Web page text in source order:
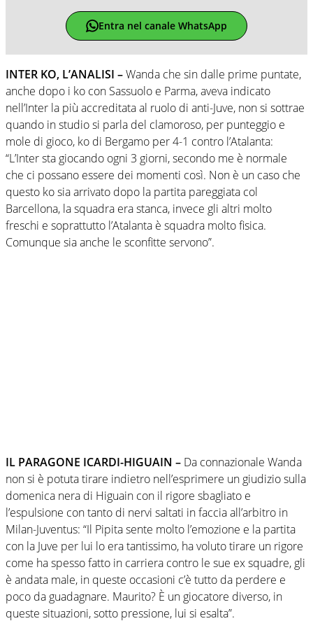
Entra nel canale WhatsApp
INTER KO, L’ANALISI –Wanda che sin dalle prime puntate,
anche dopo i ko con Sassuolo e Parma, aveva indicato
nell’Inter la più accreditata al ruolo di anti-Juve, non si sottrae
quando in studio si parla del clamoroso, per punteggio e
mole di gioco, ko di Bergamo per 4-1 contro l’Atalanta:
“L’Inter sta giocando ogni 3 giorni, secondo me è normale
che ci possano essere dei momenti così. Non è un caso che
questo ko sia arrivato dopo la partita pareggiata col
Barcellona, la squadra era stanca, invece gli altri molto
freschi e soprattutto l’Atalanta è squadra molto fisica.
Comunque sia anche le sconfitte servono”.
IL PARAGONE ICARDI-HIGUAIN – Da connazionale Wanda
non si è potuta tirare indietro nell’esprimere un giudizio sulla
domenica nera di Higuain con il rigore sbagliato e
l’espulsione con tanto di nervi saltati in faccia all’arbitro in
Milan-Juventus: “Il Pipita sente molto l’emozione e la partita
con la Juve per lui lo era tantissimo, ha voluto tirare un rigore
come ha spesso fatto in carriera contro le sue ex squadre, gli
è andata male, in queste occasioni c’è tutto da perdere e
poco da guadagnare. Maurito? È un giocatore diverso, in
queste situazioni, sotto pressione, lui si esalta”.